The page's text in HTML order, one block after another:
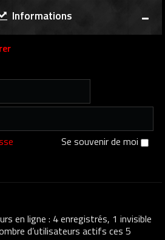
Informations
Se souvenir de moi
en ligne : 4 enregistrés, 1 invisible
d’utilisateurs actifs ces 5